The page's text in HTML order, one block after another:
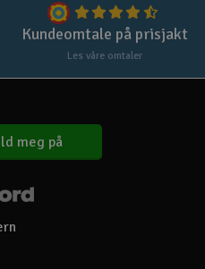
Kundeomtale på prisjakt
Les våre omtaler
meg på